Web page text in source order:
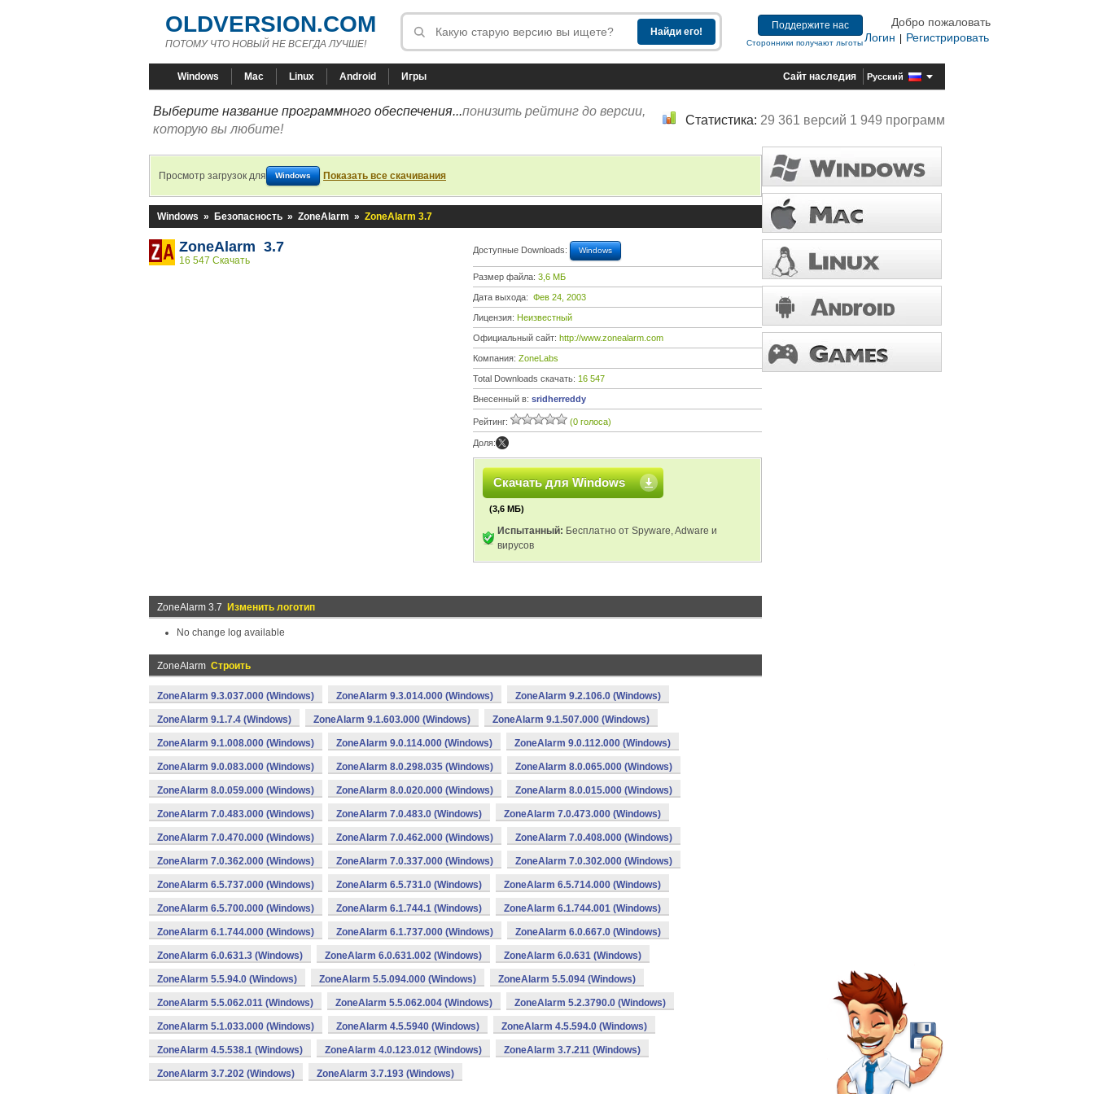
OLDVERSION.COM
ПОТОМУ ЧТО НОВЫЙ НЕ ВСЕГДА ЛУЧШЕ!
Поддержите нас
Сторонники получают льготы
Добро пожаловать
Логин
Регистрировать
Windows Mac Linux Android Игры Сайт наследия Русский
Выберите название программного обеспечения...понизить рейтинг до версии,
которую вы любите!
Статистика: 29 361 версий 1 949 программ
Просмотр загрузок для Windows Показать все скачивания
Windows » Безопасность » ZoneAlarm » ZoneAlarm 3.7
ZoneAlarm 3.7
16 547 Скачать
Доступные Downloads: Windows
Размер файла: 3,6 МБ
Дата выхода: Фев 24, 2003
Лицензия: Неизвестный
Официальный сайт: http://www.zonealarm.com
Компания: ZoneLabs
Total Downloads скачать: 16 547
Внесенный в: sridherreddy
Рейтинг: (0 голоса)
Доля:
Скачать для Windows
(3,6 МБ)
Испытанный: Бесплатно от Spyware, Adware и
вирусов
ZoneAlarm 3.7 Изменить логотип
No change log available
ZoneAlarm Строить
ZoneAlarm 9.3.037.000 (Windows) ZoneAlarm 9.3.014.000 (Windows) ZoneAlarm 9.2.106.0 (Windows)
ZoneAlarm 9.1.7.4 (Windows) ZoneAlarm 9.1.603.000 (Windows) ZoneAlarm 9.1.507.000 (Windows)
ZoneAlarm 9.1.008.000 (Windows) ZoneAlarm 9.0.114.000 (Windows) ZoneAlarm 9.0.112.000 (Windows)
ZoneAlarm 9.0.083.000 (Windows) ZoneAlarm 8.0.298.035 (Windows) ZoneAlarm 8.0.065.000 (Windows)
ZoneAlarm 8.0.059.000 (Windows) ZoneAlarm 8.0.020.000 (Windows) ZoneAlarm 8.0.015.000 (Windows)
ZoneAlarm 7.0.483.000 (Windows) ZoneAlarm 7.0.483.0 (Windows) ZoneAlarm 7.0.473.000 (Windows)
ZoneAlarm 7.0.470.000 (Windows) ZoneAlarm 7.0.462.000 (Windows) ZoneAlarm 7.0.408.000 (Windows)
ZoneAlarm 7.0.362.000 (Windows) ZoneAlarm 7.0.337.000 (Windows) ZoneAlarm 7.0.302.000 (Windows)
ZoneAlarm 6.5.737.000 (Windows) ZoneAlarm 6.5.731.0 (Windows) ZoneAlarm 6.5.714.000 (Windows)
ZoneAlarm 6.5.700.000 (Windows) ZoneAlarm 6.1.744.1 (Windows) ZoneAlarm 6.1.744.001 (Windows)
ZoneAlarm 6.1.744.000 (Windows) ZoneAlarm 6.1.737.000 (Windows) ZoneAlarm 6.0.667.0 (Windows)
ZoneAlarm 6.0.631.3 (Windows) ZoneAlarm 6.0.631.002 (Windows) ZoneAlarm 6.0.631 (Windows)
ZoneAlarm 5.5.94.0 (Windows) ZoneAlarm 5.5.094.000 (Windows) ZoneAlarm 5.5.094 (Windows)
ZoneAlarm 5.5.062.011 (Windows) ZoneAlarm 5.5.062.004 (Windows) ZoneAlarm 5.2.3790.0 (Windows)
ZoneAlarm 5.1.033.000 (Windows) ZoneAlarm 4.5.5940 (Windows) ZoneAlarm 4.5.594.0 (Windows)
ZoneAlarm 4.5.538.1 (Windows) ZoneAlarm 4.0.123.012 (Windows) ZoneAlarm 3.7.211 (Windows)
ZoneAlarm 3.7.202 (Windows) ZoneAlarm 3.7.193 (Windows)